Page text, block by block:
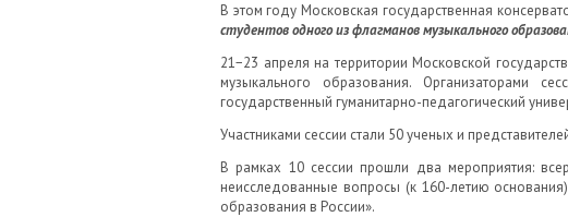
В этом году Московская государственная
студентов одного из флагманов музыкального
21−23 апреля на территории Московской
музыкального образования. Организаторами
государственный гуманитарно-педагогический
Участниками сессии стали 50 ученых и
В рамках 10 сессии прошли два мероприятия:
неисследованные вопросы (к 160-летию
образования в России».